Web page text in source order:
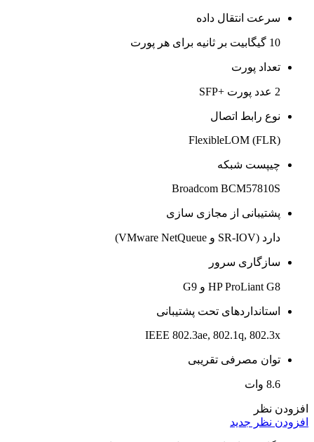
سرعت انتقال داده
10 گیگابیت بر ثانیه برای هر پورت
تعداد پورت
2 عدد پورت +SFP
نوع رابط اتصال
FlexibleLOM (FLR)
چیپست شبکه
Broadcom BCM57810S
پشتیبانی از مجازی سازی
دارد (SR-IOV و VMware NetQueue)
سازگاری سرور
HP ProLiant G8 و G9
استانداردهای تحت پشتیبانی
IEEE 802.3ae, 802.1q, 802.3x
توان مصرفی تقریبی
8.6 وات
افزودن نظر
افزودن نظر جدید